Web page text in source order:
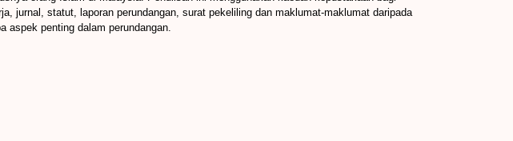
jurnal, statut, laporan perundangan, surat pekeliling dan maklumat-maklumat daripada
aspek penting dalam perundangan.